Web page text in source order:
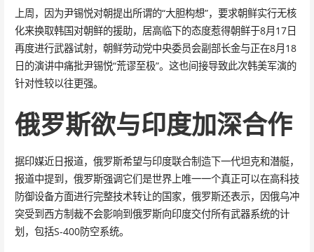
上周，因为尹锡悦对朝提出所谓的“大胆构想”，要求朝鲜实行无核
化来换取韩国对朝鲜的援助，居高临下的态度惹得朝鲜于8月17日
再度进行武器试射，朝鲜劳动党中央委员会副部长金与正在8月18
日的演讲中痛批尹锡悦“荒谬至极”。这也间接导致此次韩美军演的
针对性较以往更强。
俄罗斯欲与印度加深合作
据印媒近日报道，俄罗斯希望与印度联合制造下一代坦克和潜艇，
报道中提到，俄罗斯强调它们是世界上唯一一个真正可以在高科技
防御设备方面进行完整技术转让的国家，俄罗斯还表示，因俄乌冲
突受到西方制裁不会影响到俄罗斯向印度交付所有武器系统的计
划，包括S-400防空系统。